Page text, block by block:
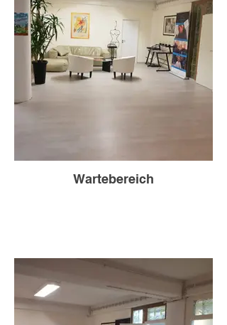
Wartebereich